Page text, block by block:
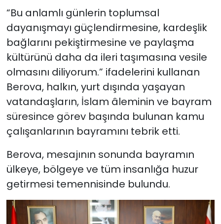
“Bu anlamlı günlerin toplumsal
dayanışmayı güçlendirmesine, kardeşlik
bağlarını pekiştirmesine ve paylaşma
kültürünü daha da ileri taşımasına vesile
olmasını diliyorum.” ifadelerini kullanan
Berova, halkın, yurt dışında yaşayan
vatandaşların, İslam âleminin ve bayram
süresince görev başında bulunan kamu
çalışanlarının bayramını tebrik etti.
Berova, mesajının sonunda bayramın
ülkeye, bölgeye ve tüm insanlığa huzur
getirmesi temennisinde bulundu.